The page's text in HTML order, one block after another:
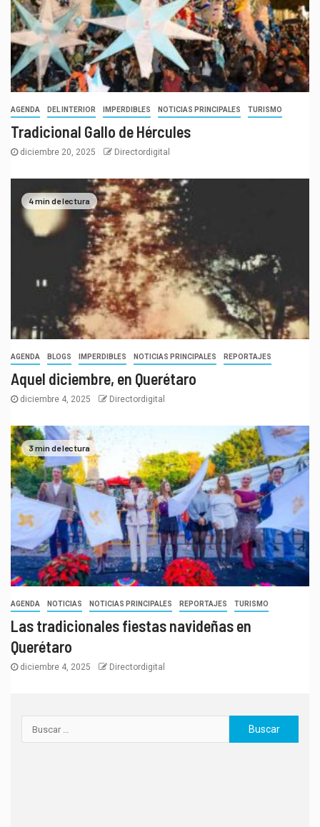
AGENDA DEL INTERIOR IMPERDIBLES NOTICIAS PRINCIPALES TURISMO
Tradicional Gallo de Hércules
diciembre 20, 2025 Directordigital
4 min de lectura
AGENDA BLOGS IMPERDIBLES NOTICIAS PRINCIPALES REPORTAJES
Aquel diciembre, en Querétaro
diciembre 4, 2025 Directordigital
3 min de lectura
AGENDA NOTICIAS NOTICIAS PRINCIPALES REPORTAJES TURISMO
Las tradicionales fiestas navideñas en
Querétaro
diciembre 4, 2025 Directordigital